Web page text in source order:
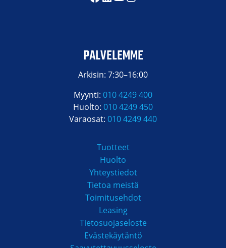
PALVELEMME
Arkisin: 7:30–16:00
Myynti: 010 4249 400
Huolto: 010 4249 450
Varaosat: 010 4249 440
Tuotteet
Huolto
Yhteystiedot
Tietoa meistä
Toimitusehdot
Leasing
Tietosuojaseloste
Evästekäytäntö